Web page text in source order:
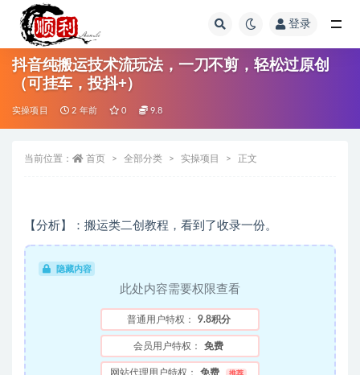
登录
抖音纯搬运技术流玩法，一刀不剪，轻松过原创
（可挂车，投抖+）
实操项目 2 年前 0 9.8
当前位置： 首页 全部分类 实操项目 正文
【分析】：搬运类二创教程，看到了收录一份。
隐藏内容
此处内容需要权限查看
普通用户特权： 9.8积分
会员用户特权： 免费
网站代理用户特权： 免费
全部